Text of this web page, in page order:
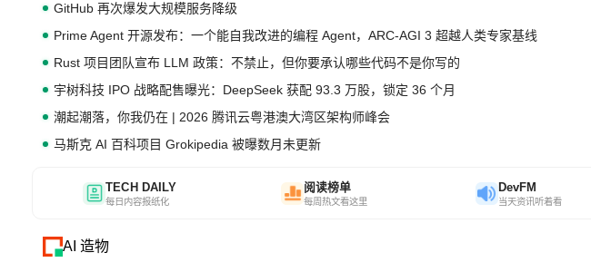
GitHub 再次爆发大规模服务降级
Prime Agent 开源发布：一个能自我改进的编程 Agent，ARC-AGI 3 超越人类专家基线
Rust 项目团队宣布 LLM 政策：不禁止，但你要承认哪些代码不是你写的
宇树科技 IPO 战略配售曝光：DeepSeek 获配 93.3 万股，锁定 36 个月
潮起潮落，你我仍在 | 2026 腾讯云粤港澳大湾区架构师峰会
马斯克 AI 百科项目 Grokipedia 被曝数月未更新
TECH DAILY
每日内容报纸化
阅读榜单
每周热文看这里
DevFM
当天资讯听着看
AI 造物